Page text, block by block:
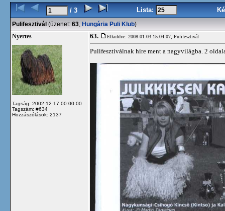
/ 3 Lista:
Pulifesztivál (üzenet: 63, Hungária Puli Klub)
Nyertes
Tagság: 2002-12-17 00:00:00
Tagszám: #634
Hozzászólások: 2137
63. Elküldve: 2008-01-03 15:04:07, Pulifesztivál
Pulifesztiválnak híre ment a nagyvilágba. 2